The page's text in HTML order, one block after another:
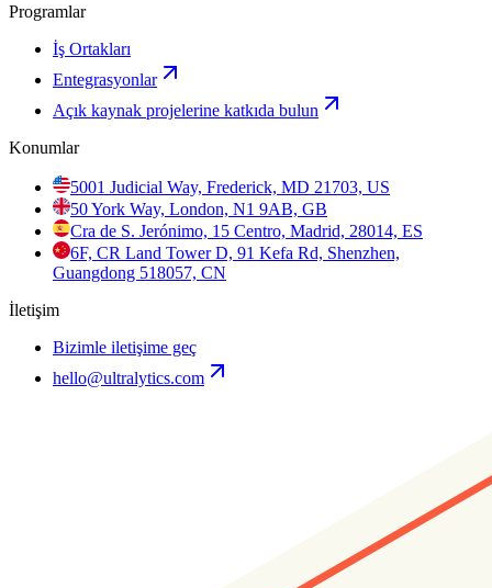
Programlar
İş Ortakları
Entegrasyonlar
Açık kaynak projelerine katkıda bulun
Konumlar
5001 Judicial Way, Frederick, MD 21703, US
50 York Way, London, N1 9AB, GB
Cra de S. Jerónimo, 15 Centro, Madrid, 28014, ES
6F, CR Land Tower D, 91 Kefa Rd, Shenzhen,
Guangdong 518057, CN
İletişim
Bizimle iletişime geç
hello@ultralytics.com